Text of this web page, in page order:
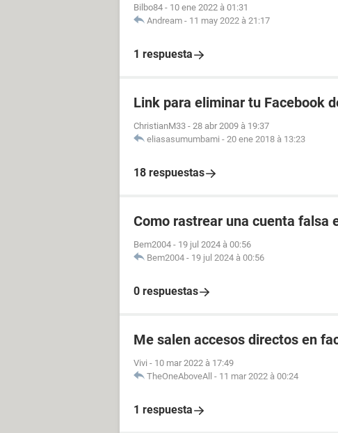
Bilbo84 - 10 ene 2022 à 01:31
Andream - 11 may 2022 à 21:17
1 respuesta
Link para eliminar tu Facebook
ChristianM33 - 28 abr 2009 à 19:37
eliasasumumbami - 20 ene 2018 à 13:23
18 respuestas
Como rastrear una cuenta falsa
Bem2004 - 19 jul 2024 à 00:56
Bem2004 - 19 jul 2024 à 00:56
0 respuestas
Me salen accesos directos en
Vivi - 10 mar 2022 à 17:49
TheOneAboveAll - 11 mar 2022 à 00:24
1 respuesta